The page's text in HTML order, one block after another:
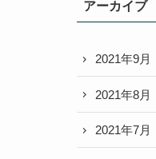
アーカイブ
2021年9月
2021年8月
2021年7月